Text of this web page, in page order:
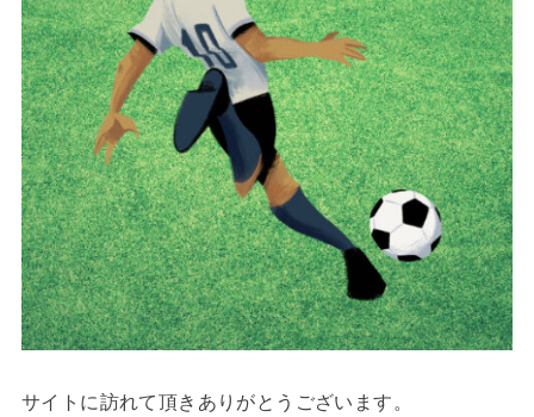
サイトに訪れて頂きありがとうございます。